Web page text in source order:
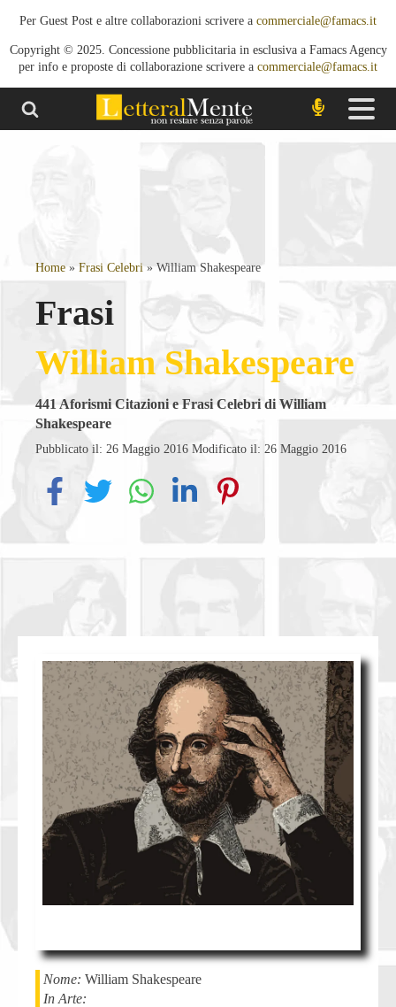
Per Guest Post e altre collaborazioni scrivere a commerciale@famacs.it
Copyright © 2025. Concessione pubblicitaria in esclusiva a Famacs Agency
per info e proposte di collaborazione scrivere a commerciale@famacs.it
Home » Frasi Celebri »William Shakespeare
Frasi
William Shakespeare
441 Aforismi Citazioni e Frasi Celebri di William
Shakespeare
Pubblicato il: 26 Maggio 2016 Modificato il: 26 Maggio 2016
Nome: William Shakespeare
In Arte: